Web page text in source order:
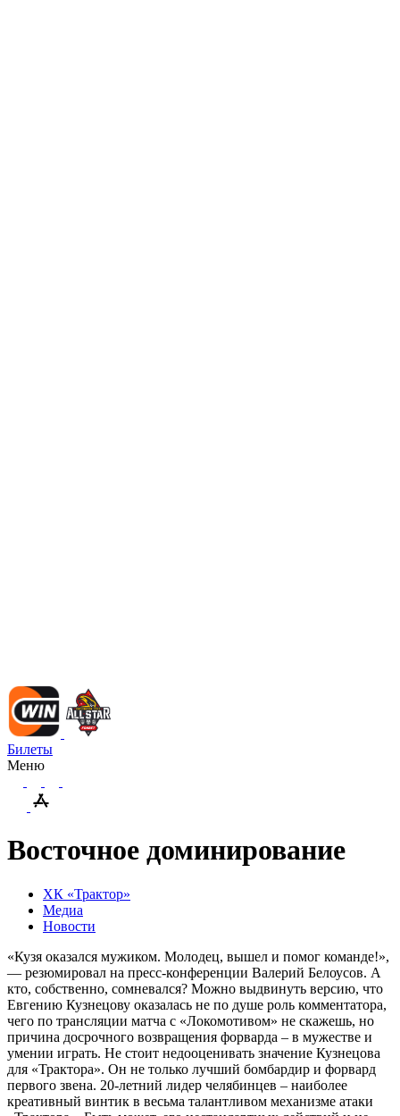
Билеты
Меню
Восточное доминирование
ХК «Трактор»
Медиа
Новости
«Кузя оказался мужиком. Молодец, вышел и помог команде!»,
— резюмировал на пресс-конференции Валерий Белоусов. А
кто, собственно, сомневался? Можно выдвинуть версию, что
Евгению Кузнецову оказалась не по душе роль комментатора,
чего по трансляции матча с «Локомотивом» не скажешь, но
причина досрочного возвращения форварда – в мужестве и
умении играть. Не стоит недооценивать значение Кузнецова
для «Трактора». Он не только лучший бомбардир и форвард
первого звена. 20-летний лидер челябинцев – наиболее
креативный винтик в весьма талантливом механизме атаки